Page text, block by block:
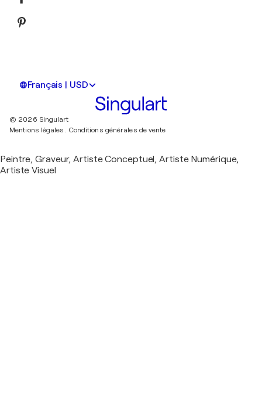
Français | USD
© 2026 Singulart
Mentions légales.
Conditions générales de vente
Peintre, Graveur, Artiste Conceptuel, Artiste Numérique,
Artiste Visuel